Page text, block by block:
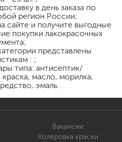
в день заказа по
регион России;
сайте и получите выгодные
покупки лакокрасочных
представлены
: ;
типа: антисептик/
краска, масло, морилка,
эмаль .
Вакансии
Колеровка краски